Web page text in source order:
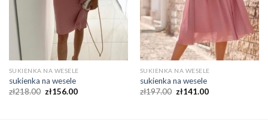
SUKIENKA NA WESELE
sukienka na wesele
zł218.00 zł156.00
SUKIENKA NA WESELE
sukienka na wesele
zł197.00 zł141.00